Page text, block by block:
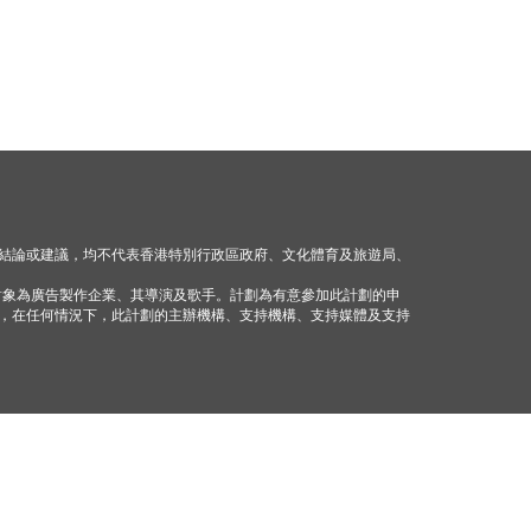
或建議，均不代表香港特別行政區政府、文化體育及旅遊局、
為廣告製作企業、其導演及歌手。計劃為有意參加此計劃的申
任何情況下，此計劃的主辦機構、支持機構、支持媒體及支持